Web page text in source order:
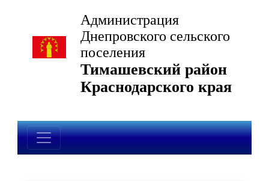
Администрация
Днепровского сельского
поселения
Тимашевский район
Краснодарского края